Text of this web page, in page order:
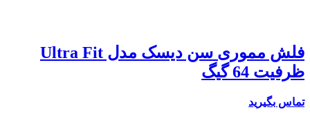
فلش مموری سن دیسک مدل Ultra Fit
ظرفیت 64 گیگ
تماس بگیرید